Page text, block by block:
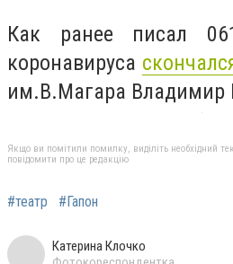
Как ранее писал
коронавируса
им.В.Магара Владимир
Якщо ви помітили помилку, виділіть необхідний
повідомити про це редакцію
#театр #Гапон
Катерина Клочко